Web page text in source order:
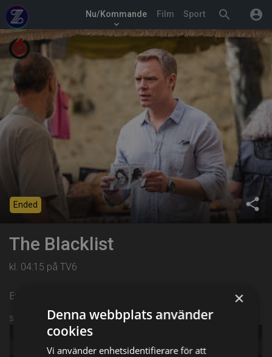
search account_circle
Nu/Kommande
keyboard_arrow_down
Film Sport
share
Ended
The Blacklist
kl. 04:15 på TV6
Episode 22
Sändningsinformation
Publicerad: 2022
Raymond Reddington: Good Night
×
Denna webbplats använder
cookies
Vi använder enhetsidentifierare för att